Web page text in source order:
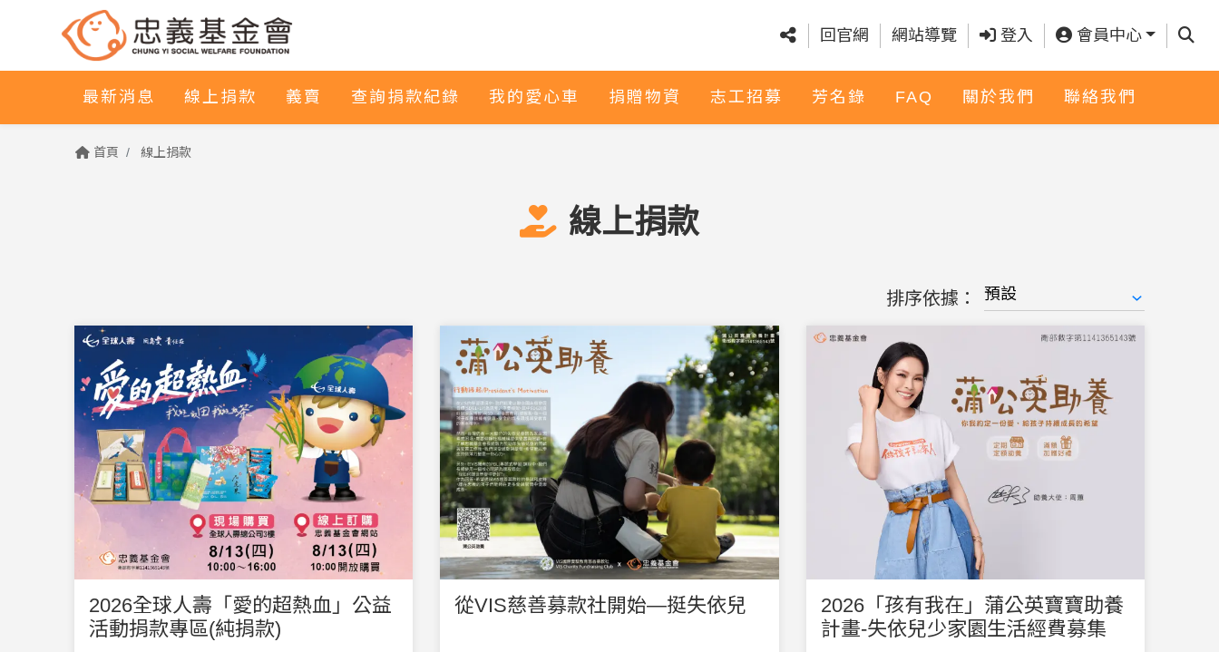
回官網 網站導覽 登入 會員中心 查詢
最新消息 線上捐款 義賣 查詢捐款紀錄 我的愛心車 捐贈物資 志工招募 芳名錄 FAQ 關於我們 聯絡我們
首頁 線上捐款
線上捐款
排序依據：
2026全球人壽「愛的超熱血」公益
活動捐款專區(純捐款)
從VIS慈善募款社開始—挺失依兒
2026「孩有我在」蒲公英寶寶助養
計畫-失依兒少家園生活經費募集